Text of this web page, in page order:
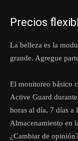
Precios
La belleza es la
grande. Agregue
El monitoreo básico
Active Guard
horas al día, 7 días a
Almacenamiento en
¿Cambiar de